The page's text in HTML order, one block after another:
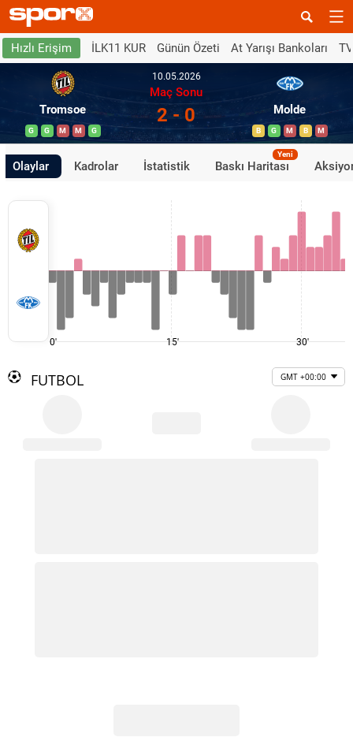
Hızlı Erişim İLK11 KUR Günün Özeti At Yarışı Bankoları
Tromsoe
G G M M G
10.05.2026
Maç Sonu
2 - 0 Molde
B G M B M
Olaylar Kadrolar İstatistik Baskı Haritası
Yeni
0' 15' 30'
FUTBOL GMT +00:00